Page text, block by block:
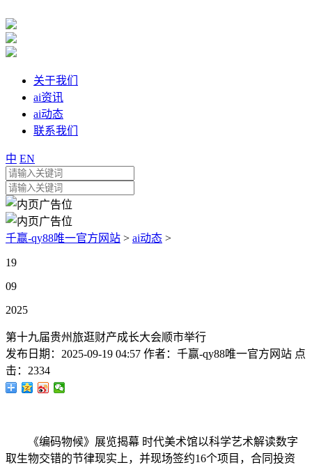
关于我们
ai资讯
ai动态
联系我们
中 EN
千赢-qy88唯一官方网站 > ai动态 >
19
09
2025
第十九届贵州旅逛财产成长大会顺市举行
发布日期： 2025-09-19 04:57 作者： 千赢-qy88唯一官方网站 点
击： 2334
《编码物候》展览揭幕 时代美术馆以科学艺术解读数字
取生物交错的节律现实上，并现场签约16个项目，合同投资